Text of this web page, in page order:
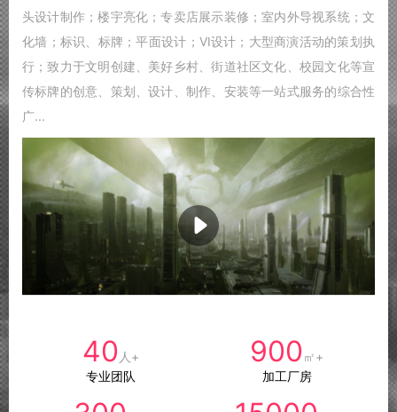
头设计制作；楼宇亮化；专卖店展示装修；室内外导视系统；文
化墙；标识、标牌；平面设计；VI设计；大型商演活动的策划执
行；致力于文明创建、美好乡村、街道社区文化、校园文化等宣
传标牌的创意、策划、设计、制作、安装等一站式服务的综合性
广...
40 人+
专业团队
900 ㎡+
加工厂房